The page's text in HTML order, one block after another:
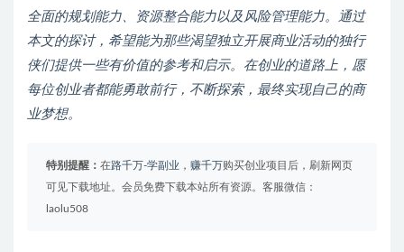
全面的规划能力、资源整合能力以及风险管理能力。通过
本文的探讨，希望能为那些渴望独立开展商业活动的独行
侠们提供一些有价值的参考和启示。在创业的道路上，愿
每位创业者都能勇敢前行，不断探索，最终实现自己的商
业梦想。
特别提醒： 在路千万-学副业，赚千万购买创业项目后，刷新网页
可见下载地址。会员免费下载本站所有资源。客服微信：
laolu508